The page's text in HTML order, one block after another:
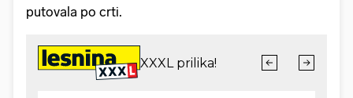
putovala po crti.